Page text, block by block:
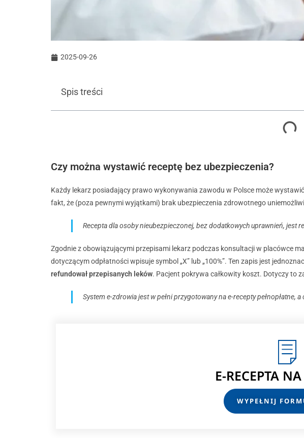
2025-09-26
Spis treści
Czy można wystawić receptę bez ubezpieczenia?
Każdy lekarz posiadający prawo wykonywania zawodu w Polsce może
fakt, że (poza pewnymi wyjątkami) brak ubezpieczenia zdrowotnego
Recepta dla osoby nieubezpieczonej, bez dodatkowych uprawnień, jest
Zgodnie z obowiązującymi przepisami lekarz podczas konsultacji w placówce
dotyczącym odpłatności wpisuje symbol „X” lub „100%”. Ten zapis jest
refundował przepisanych leków. Pacjent pokrywa całkowity koszt. Dotyczy to
System e-zdrowia jest w pełni przygotowany na e-recepty pełnopłatne,
E-RECEPTA
WYPEŁNIJ